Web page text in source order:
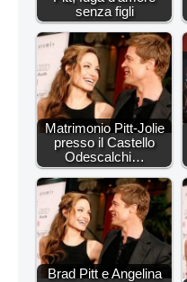
senza figli
Matrimonio Pitt-Jolie
presso il Castello
Odescalchi…
Brad Pitt e Angelina